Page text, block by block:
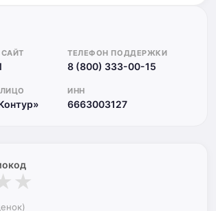
ТЕЛЕФОН ПОДДЕРЖКИ
8 (800) 333-00-15
ИНН
6663003127
★